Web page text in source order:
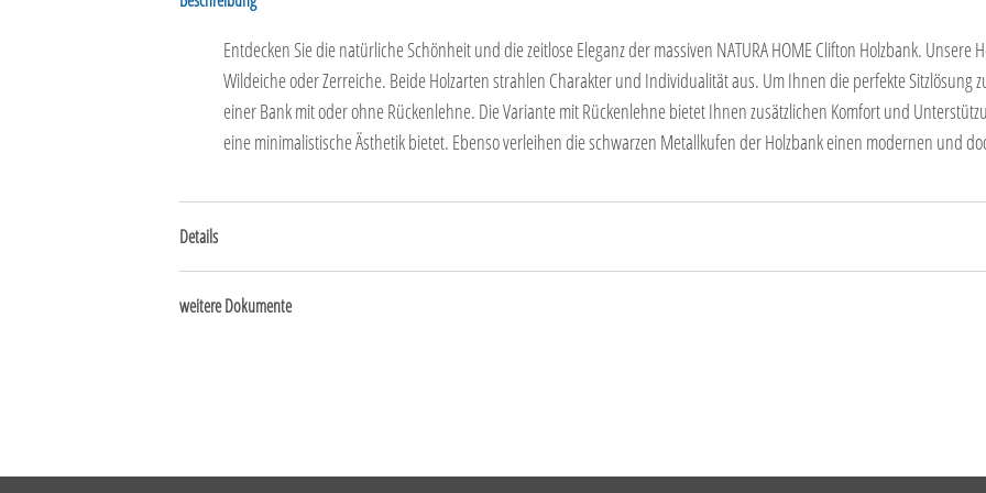
Entdecken Sie die natürliche Schönheit und die zeitlose Eleganz der massiven NATURA HOME Clifton Holzbank. Unsere
Wildeiche oder Zerreiche. Beide Holzarten strahlen Charakter und Individualität aus. Um Ihnen die perfekte Sitzlösung
einer Bank mit oder ohne Rückenlehne. Die Variante mit Rückenlehne bietet Ihnen zusätzlichen Komfort und
eine minimalistische Ästhetik bietet. Ebenso verleihen die schwarzen Metallkufen der Holzbank einen modernen und
Details
weitere Dokumente